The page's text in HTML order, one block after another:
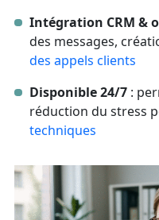
Intégration CRM &
des messages,
des appels clients
Disponible 24/7 :
réduction du stress
techniques